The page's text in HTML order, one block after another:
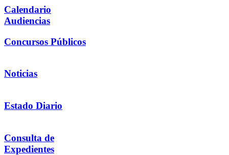
Calendario
Audiencias
Concursos Públicos
Noticias
Estado Diario
Consulta de
Expedientes